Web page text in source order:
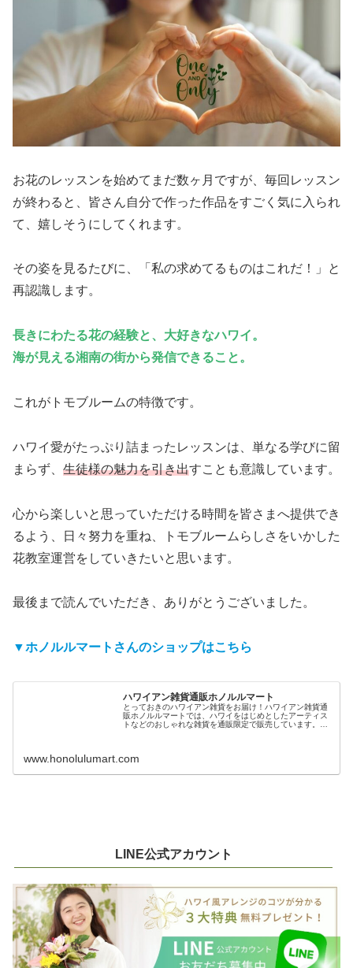
お花のレッスンを始めてまだ数ヶ月ですが、毎回レッスン
が終わると、皆さん自分で作った作品をすごく気に入られ
て、嬉しそうにしてくれます。
その姿を見るたびに、「私の求めてるものはこれだ！」と
再認識します。
長きにわたる花の経験と、大好きなハワイ。
海が見える湘南の街から発信できること。
これがトモブルームの特徴です。
ハワイ愛がたっぷり詰まったレッスンは、単なる学びに留
まらず、 生徒様の魅力を引き出すことも意識しています。
心から楽しいと思っていただける時間を皆さまへ提供でき
るよう、日々努力を重ね、トモブルームらしさをいかした
花教室運営をしていきたいと思います。
最後まで読んでいただき、ありがとうございました。
▼ホノルルマートさんのショップはこちら
ハワイアン雑貨通販ホノルルマート
とっておきのハワイアン雑貨をお届け！ハワイアン雑貨通
販ホノルルマートでは、ハワイをはじめとしたアーティス
トなどのおしゃれな雑貨を通販限定で販売しています。フ
www.honolulumart.com
LINE公式アカウント